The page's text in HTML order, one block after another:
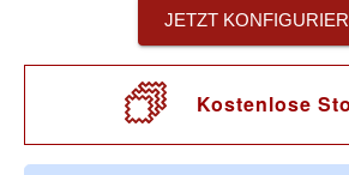
JETZT
Kostenlose